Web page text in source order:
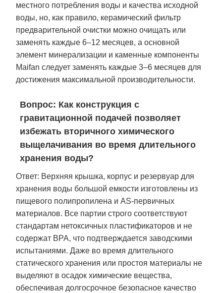
местного потребления воды и качества исходной
воды, но, как правило, керамический фильтр
предварительной очистки можно очищать или
заменять каждые 6–12 месяцев, а основной
элемент минерализации и каменные компоненты
Maifan следует заменять каждые 3–6 месяцев для
достижения максимальной производительности.
Вопрос: Как конструкция с
гравитационной подачей позволяет
избежать вторичного химического
выщелачивания во время длительного
хранения воды?
Ответ: Верхняя крышка, корпус и резервуар для
хранения воды большой емкости изготовлены из
пищевого полипропилена и AS-первичных
материалов. Все партии строго соответствуют
стандартам нетоксичных пластификаторов и не
содержат BPA, что подтверждается заводскими
испытаниями. Даже во время длительного
статического хранения или простоя материалы не
выделяют в осадок химические вещества,
обеспечивая долгосрочное безопасное качество